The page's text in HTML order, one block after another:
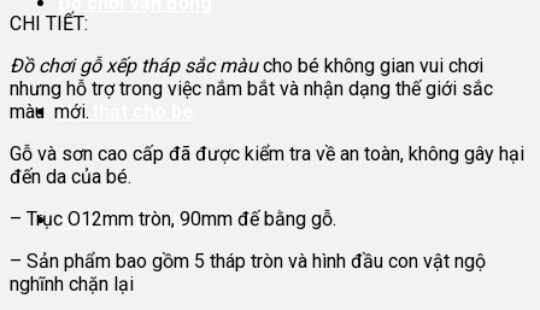
Nội thất cho be
Nhà bếp của mẹ
CHI TIẾT:
Đồ chơi gỗ xếp tháp sắc màucho bé không gian vui chơi
nhưng hỗ trợ trong việc nắm bắt và nhận dạng thế giới sắc
màu mới.
Gỗ và sơn cao cấp đã được kiểm tra về an toàn, không gây hại
đến da của bé.
– Trục O12mm tròn, 90mm đế bằng gỗ.
– Sản phẩm bao gồm 5 tháp tròn và hình đầu con vật ngộ
nghĩnh chặn lại